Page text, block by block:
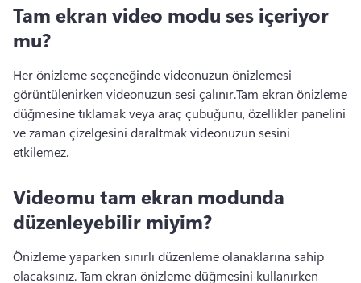
Tam ekran video modu ses içeriyor
mu?
Her önizleme seçeneğinde videonuzun önizlemesi
görüntülenirken videonuzun sesi çalınır.Tam ekran önizleme
düğmesine tıklamak veya araç çubuğunu, özellikler panelini
ve zaman çizelgesini daraltmak videonuzun sesini
etkilemez.
Videomu tam ekran modunda
düzenleyebilir miyim?
Önizleme yaparken sınırlı düzenleme olanaklarına sahip
olacaksınız. Tam ekran önizleme düğmesini kullanırken